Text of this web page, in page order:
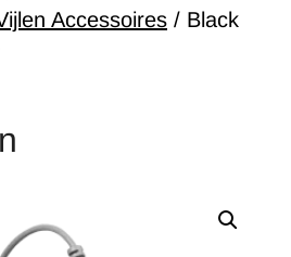
Accessoires / Black